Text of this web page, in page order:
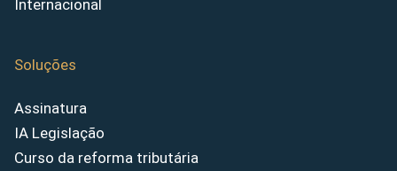
Internacional
Soluções
Assinatura
IA Legislação
Curso da reforma tributária